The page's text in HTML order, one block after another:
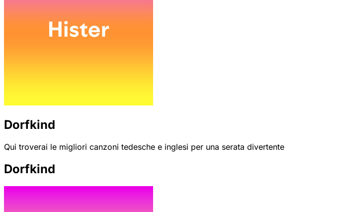
Dorfkind
Qui troverai le migliori canzoni tedesche e inglesi per una serata divertente
Dorfkind